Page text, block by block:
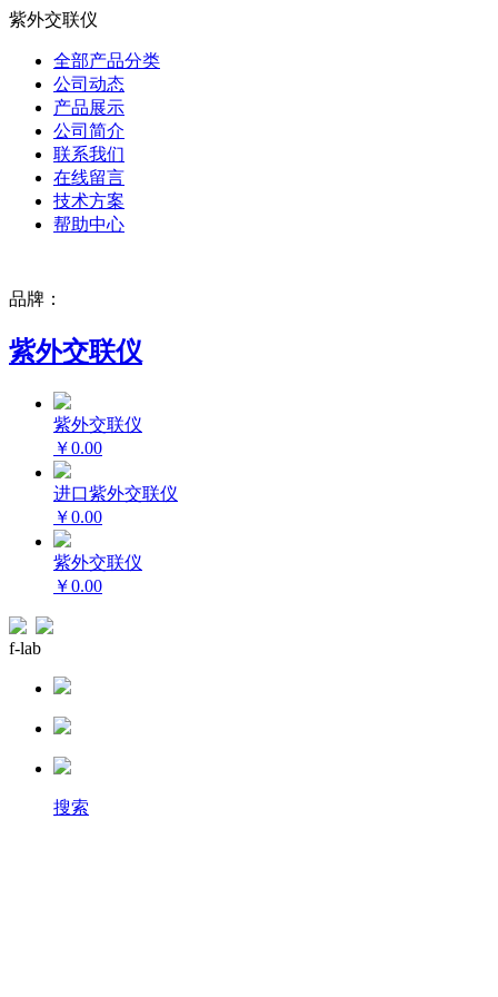
紫外交联仪
全部产品分类
公司动态
产品展示
公司简介
联系我们
在线留言
技术方案
帮助中心
品牌：
紫外交联仪
紫外交联仪
￥0.00
进口紫外交联仪
￥0.00
紫外交联仪
￥0.00
f-lab
搜索